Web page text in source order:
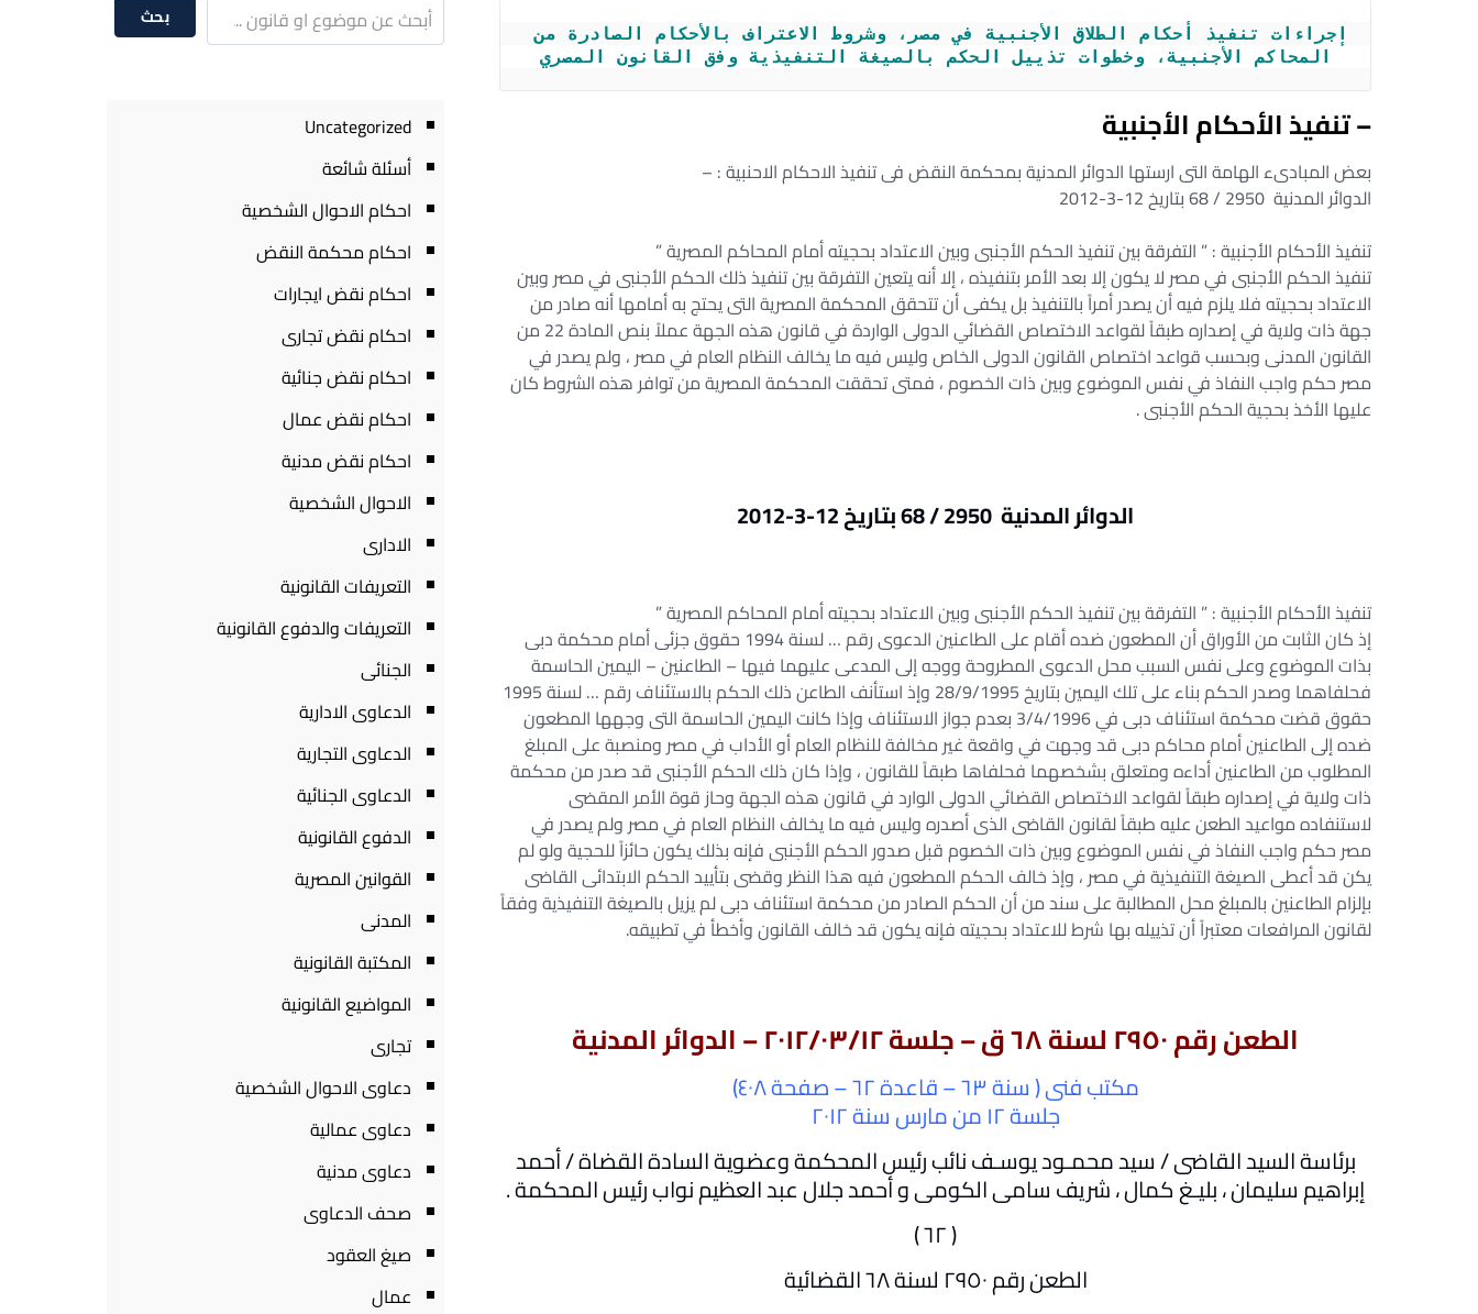
إجراءات تنفيذ أحكام الطلاق الأجنبية في مصر، وشروط الاعتراف بالأحكام الصادرة من
المحاكم الأجنبية، وخطوات تذييل الحكم بالصيغة التنفيذية وفق القانون المصري
– تنفيذ الأحكام الأجنبية
بعض المبادىء الهامة التى ارستها الدوائر المدنية بمحكمة النقض فى تنفيذ الاحكام الاحنبية : –
الدوائر المدنية 2950 / 68 بتاريخ 12-3-2012
تنفيذ الأحكام الأجنبية : ” التفرقة بين تنفيذ الحكم الأجنبى وبين الاعتداد بحجيته أمام المحاكم المصرية ”
تنفيذ الحكم الأجنبى في مصر لا يكون إلا بعد الأمر بتنفيذه ، إلا أنه يتعين التفرقة بين تنفيذ ذلك الحكم الأجنبى في مصر وبين
الاعتداد بحجيته فلا يلزم فيه أن يصدر أمراً بالتنفيذ بل يكفى أن تتحقق المحكمة المصرية التى يحتج به أمامها أنه صادر من
جهة ذات ولاية في إصداره طبقاً لقواعد الاختصاص القضائي الدولى الواردة في قانون هذه الجهة عملاً بنص المادة 22 من
القانون المدنى وبحسب قواعد اختصاص القانون الدولى الخاص وليس فيه ما يخالف النظام العام في مصر ، ولم يصدر في
مصر حكم واجب النفاذ في نفس الموضوع وبين ذات الخصوم ، فمتى تحققت المحكمة المصرية من توافر هذه الشروط كان
عليها الأخذ بحجية الحكم الأجنبى .
الدوائر المدنية 2950 / 68 بتاريخ 12-3-2012
تنفيذ الأحكام الأجنبية : ” التفرقة بين تنفيذ الحكم الأجنبى وبين الاعتداد بحجيته أمام المحاكم المصرية ”
إذ كان الثابت من الأوراق أن المطعون ضده أقام على الطاعنين الدعوى رقم … لسنة 1994 حقوق جزئى أمام محكمة دبى
بذات الموضوع وعلى نفس السبب محل الدعوى المطروحة ووجه إلى المدعى عليهما فيها – الطاعنين – اليمين الحاسمة
فحلفاهما وصدر الحكم بناء على تلك اليمين بتاريخ 28/9/1995 وإذ استأنف الطاعن ذلك الحكم بالاستئناف رقم … لسنة 1995
حقوق قضت محكمة استئناف دبى في 3/4/1996 بعدم جواز الاستئناف وإذا كانت اليمين الحاسمة التى وجهها المطعون
ضده إلى الطاعنين أمام محاكم دبى قد وجهت في واقعة غير مخالفة للنظام العام أو الأداب في مصر ومنصبة على المبلغ
المطلوب من الطاعنين أداءه ومتعلق بشخصهما فحلفاها طبقاً للقانون ، وإذا كان ذلك الحكم الأجنبى قد صدر من محكمة
ذات ولاية في إصداره طبقاً لقواعد الاختصاص القضائي الدولى الوارد في قانون هذه الجهة وحاز قوة الأمر المقضى
لاستنفاده مواعيد الطعن عليه طبقاً لقانون القاضى الذى أصدره وليس فيه ما يخالف النظام العام في مصر ولم يصدر في
مصر حكم واجب النفاذ في نفس الموضوع وبين ذات الخصوم قبل صدور الحكم الأجنبى فإنه بذلك يكون حائزاً للحجية ولو لم
يكن قد أعطى الصيغة التنفيذية في مصر ، وإذ خالف الحكم المطعون فيه هذا النظر وقضى بتأييد الحكم الابتدائى القاضى
بإلزام الطاعنين بالمبلغ محل المطالبة على سند من أن الحكم الصادر من محكمة استئناف دبى لم يزيل بالصيغة التنفيذية وفقاً
لقانون المرافعات معتبراً أن تذييله بها شرط للاعتداد بحجيته فإنه يكون قد خالف القانون وأخطأ في تطبيقه.
الطعن رقم ۲۹٥۰ لسنة ٦۸ ق – جلسة ⁦۲۰۱۲/۰۳/۱۲⁩ – الدوائر المدنية
مكتب فنى ( سنة ٦۳ – قاعدة ٦۲ – صفحة ٤۰۸)
جلسة ۱۲ من مارس سنة ۲۰۱۲
برئاسة السيد القاضى / سيد محمـود يوسـف نائب رئيس المحكمة وعضوية السادة القضاة / أحمد
إبراهيم سليمان ، بليـغ كمال ، شريف سامى الكومى و أحمد جلال عبد العظيم نواب رئيس المحكمة .
( ٦۲ )
الطعن رقم ۲۹٥۰ لسنة ٦۸ القضائية
بحث
Uncategorized
أسئلة شائعة
احكام الاحوال الشخصية
احكام محكمة النقض
احكام نقض ايجارات
احكام نقض تجارى
احكام نقض جنائية
احكام نقض عمال
احكام نقض مدنية
الاحوال الشخصية
الادارى
التعريفات القانونية
التعريفات والدفوع القانونية
الجنائى
الدعاوى الادارية
الدعاوى التجارية
الدعاوى الجنائية
الدفوع القانونية
القوانين المصرية
المدنى
المكتبة القانونية
المواضيع القانونية
تجارى
دعاوى الاحوال الشخصية
دعاوى عمالية
دعاوى مدنية
صحف الدعاوى
صيغ العقود
عمال